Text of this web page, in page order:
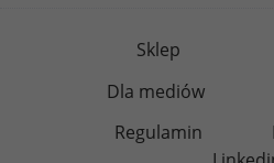
Sklep
Dla mediów
Regulamin